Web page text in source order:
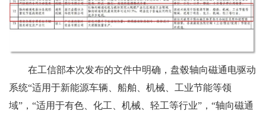
在工信部本次发布的文件中明确，盘毂轴向磁通电驱动
系统“适用于新能源车辆、船舶、机械、工业节能等领
域”，“适用于有色、化工、机械、轻工等行业”，“轴向磁通